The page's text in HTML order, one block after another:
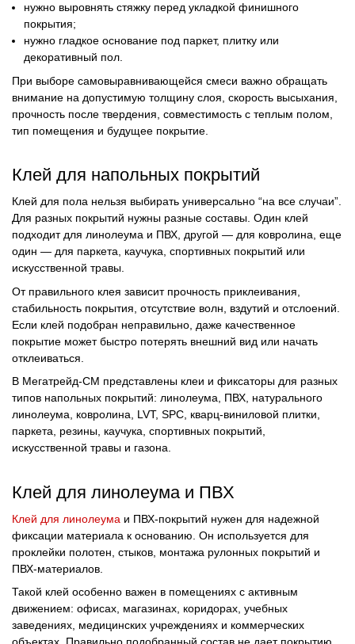
нужно выровнять стяжку перед укладкой финишного
покрытия;
нужно гладкое основание под паркет, плитку или
декоративный пол.
При выборе самовыравнивающейся смеси важно обращать
внимание на допустимую толщину слоя, скорость высыхания,
прочность после твердения, совместимость с теплым полом,
тип помещения и будущее покрытие.
Клей для напольных покрытий
Клей для пола нельзя выбирать универсально “на все случаи”.
Для разных покрытий нужны разные составы. Один клей
подходит для линолеума и ПВХ, другой — для ковролина, еще
один — для паркета, каучука, спортивных покрытий или
искусственной травы.
От правильного клея зависит прочность приклеивания,
стабильность покрытия, отсутствие волн, вздутий и отслоений.
Если клей подобран неправильно, даже качественное
покрытие может быстро потерять внешний вид или начать
отклеиваться.
В Мегатрейд-СМ представлены клеи и фиксаторы для разных
типов напольных покрытий: линолеума, ПВХ, натурального
линолеума, ковролина, LVT, SPC, кварц-виниловой плитки,
паркета, резины, каучука, спортивных покрытий,
искусственной травы и газона.
Клей для линолеума и ПВХ
Клей для линолеума и ПВХ-покрытий нужен для надежной
фиксации материала к основанию. Он используется для
проклейки полотен, стыков, монтажа рулонных покрытий и
ПВХ-материалов.
Такой клей особенно важен в помещениях с активным
движением: офисах, магазинах, коридорах, учебных
заведениях, медицинских учреждениях и коммерческих